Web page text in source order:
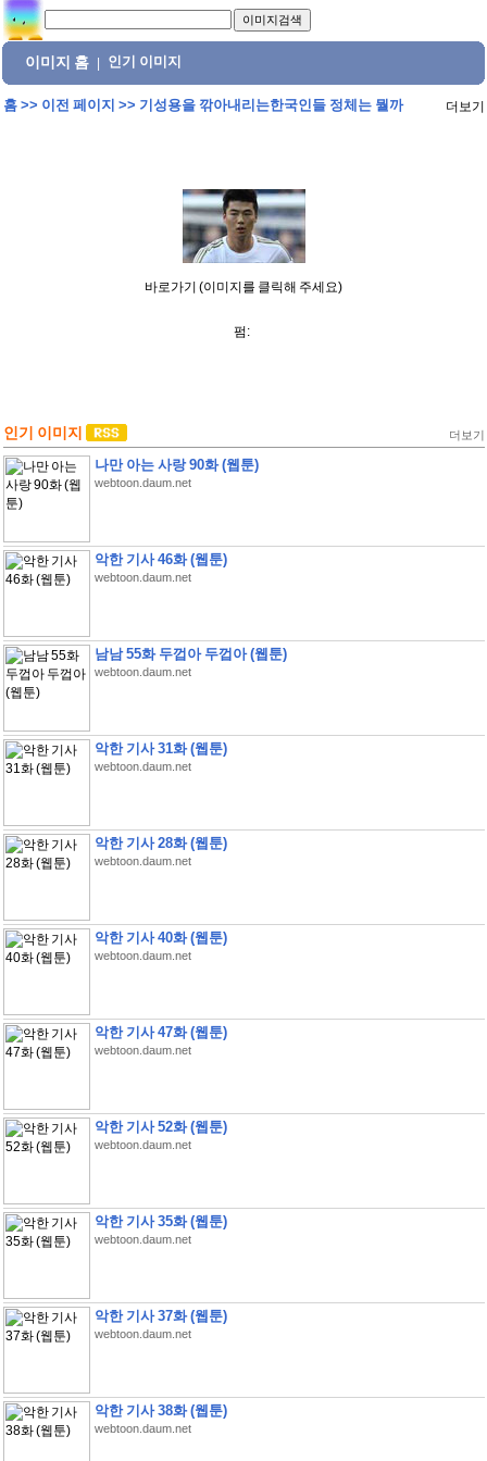
이미지 홈 인기 이미지
홈>> 이전 페이지 >> 기성용을 깎아내리는한국인들 정체는 뭘까 더보기
바로가기 (이미지를 클릭해 주세요)
펌:
인기 이미지 더보기
나만 아는 사랑 90화 (웹툰)
webtoon.daum.net
악한 기사 46화 (웹툰)
webtoon.daum.net
남남 55화 두껍아 두껍아 (웹툰)
webtoon.daum.net
악한 기사 31화 (웹툰)
webtoon.daum.net
악한 기사 28화 (웹툰)
webtoon.daum.net
악한 기사 40화 (웹툰)
webtoon.daum.net
악한 기사 47화 (웹툰)
webtoon.daum.net
악한 기사 52화 (웹툰)
webtoon.daum.net
악한 기사 35화 (웹툰)
webtoon.daum.net
악한 기사 37화 (웹툰)
webtoon.daum.net
악한 기사 38화 (웹툰)
webtoon.daum.net